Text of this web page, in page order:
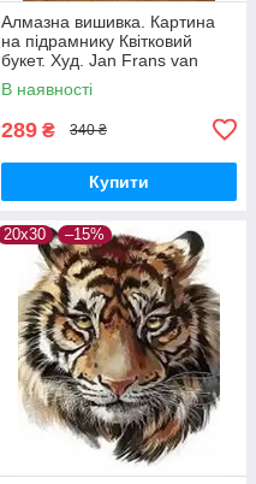
Алмазна вишивка. Картина
на підрамнику Квітковий
букет. Худ. Jan Frans van
Dael, розмір 20х30 см
В наявності
289 ₴ 340 ₴
Купити
20х30 –15%